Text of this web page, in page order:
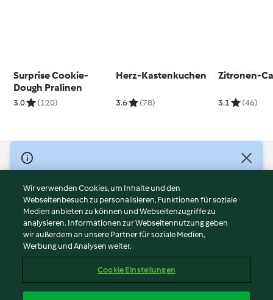
Surprise Cookie-
Dough Pralinen
3.0 (120)
Herz-Kastenkuchen
3.6 (78)
Zitronen-
3.1 (46)
© Copyright 2026
Nutzungsbedingungen
Datenschutzrichtlinien
Disclaimer
Impressum
Cookies
Abo kündigen
Wir verwenden Cookies, um Inhalte und den
Webseitenbesuch zu personalisieren, Funktionen für soziale
Medien anbieten zu können und Webseitenzugriffe zu
analysieren. Informationen zur Webseitennutzung geben
wir außerdem an unsere Partner für soziale Medien,
Werbung und Analysen weiter.
Cookie Einstellungen